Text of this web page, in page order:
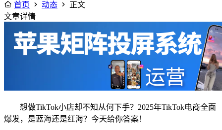
首页
动态
正文
文章详情
想做TikTok小店却不知从何下手？2025年TikTok电商全面
爆发，是蓝海还是红海？今天给你答案！